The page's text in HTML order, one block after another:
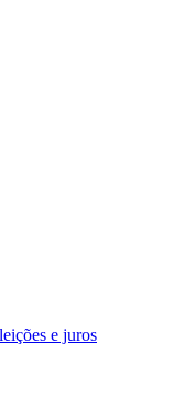
e juros